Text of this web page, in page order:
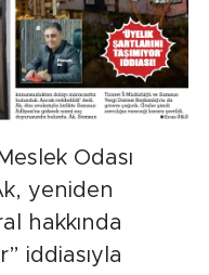
Odası
yeniden
hakkında
iddiasıyla